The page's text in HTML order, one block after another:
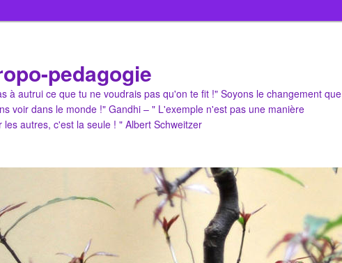
pedagogie
à autrui ce que tu ne voudrais pas qu'on te fit !" Soyons le changement que
voir dans le monde !" Gandhi – " L'exemple n'est pas une manière
les autres, c'est la seule ! " Albert Schweitzer